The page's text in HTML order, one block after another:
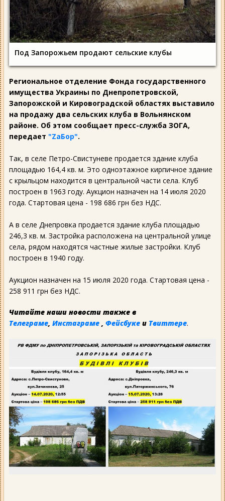
Под Запорожьем продают сельские клубы
Региональное отделение Фонда государственного
имущества Украины по Днепропетровской,
Запорожской и Кировоградской областях выставило
на продажу два сельских клуба в Вольнянском
районе. Об этом сообщает пресс-служба ЗОГА,
передает "ZаБор".
Так, в селе Петро-Свистуневе продается здание клуба
площадью 164,4 кв. м. Это одноэтажное кирпичное здание
с крыльцом находится в центральной части села. Клуб
построен в 1963 году. Аукцион назначен на 14 июля 2020
года. Стартовая цена - 198 686 грн без НДС.
А в селе Днепровка продается здание клуба площадью
246,3 кв. м. Застройка расположена на центральной улице
села, рядом находятся частные жилые застройки. Клуб
построен в 1940 году.
Аукцион назначен на 15 июля 2020 года. Стартовая цена -
258 911 грн без НДС.
Читайте наши новости также в
Телеграме Инстаграме Фейсбуке и Твиттере.